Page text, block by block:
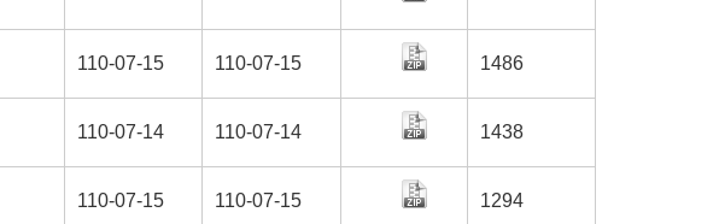
110-07-15 110-07-15 1486
110-07-14 110-07-14 1438
110-07-15 110-07-15 1294